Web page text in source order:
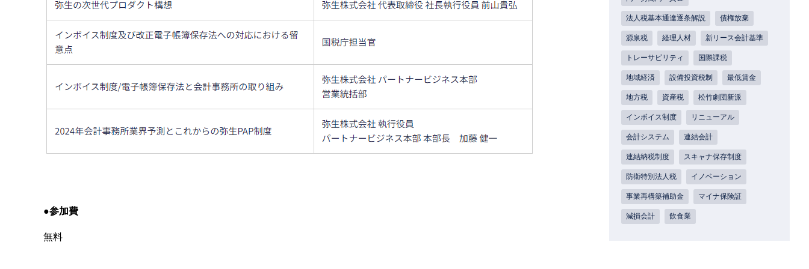
●参加費
無料
法人税基本通達逐条解説 債権放棄
源泉税 経理人材 新リース会計基準
トレーサビリティ 国際課税
地域経済 設備投資税制 最低賃金
地方税 資産税 松竹劇団新派
インボイス制度 リニューアル
会計システム 連結会計
連結納税制度 スキャナ保存制度
防衛特別法人税 イノベーション
事業再構築補助金 マイナ保険証
減損会計 飲食業